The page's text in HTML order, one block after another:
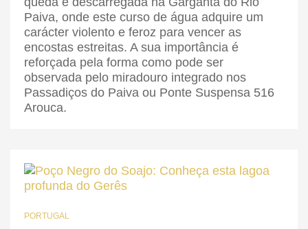
Paiva, onde este curso de água adquire um
carácter violento e feroz para vencer as
encostas estreitas. A sua importância é
reforçada pela forma como pode ser
observada pelo miradouro integrado nos
Passadiços do Paiva ou Ponte Suspensa 516
Arouca.
PORTUGAL